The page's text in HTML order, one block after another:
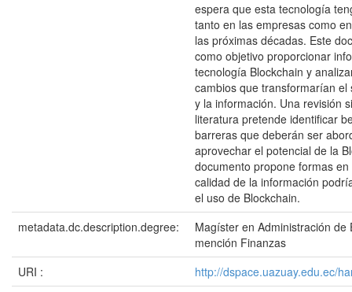
espera que esta tecnología
tanto en las empresas como
las próximas décadas. Este
como objetivo proporcionar
tecnología Blockchain y
cambios que transformarían el
y la información. Una revisión
literatura pretende identificar
barreras que deberán ser
aprovechar el potencial de la
documento propone formas
calidad de la información
el uso de Blockchain.
metadata.dc.description.degree:
Magíster en Administración de
mención Finanzas
URI :
http://dspace.uazuay.edu.ec/